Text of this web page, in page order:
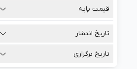
قیمت پایه
تاریخ انتشار
تاریخ برگزاری